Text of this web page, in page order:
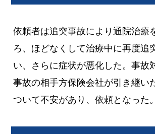
依頼者は追突事故により通院治療
ろ、ほどなくして治療中に再度追
い、さらに症状が悪化した。事故
事故の相手方保険会社が引き継い
ついて不安があり、依頼となった。